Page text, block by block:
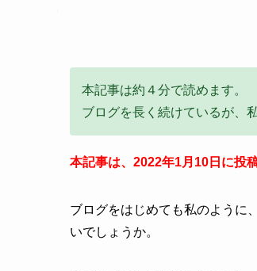
本記事は約４分で読めます。
ブログを長く続けているが、
本記事は、2022年1月10日に投
ブログをはじめても私のように
いでしょうか。